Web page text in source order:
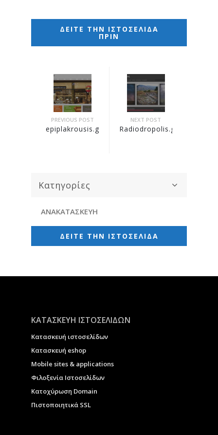
ΔΕΙΤΕ ΤΗΝ ΙΣΤΟΣΕΛΙΔΑ
ΠΡΙΝ
PREVIOUS POST
epiplakrousis.gr
NEXT POST
Radiodropolis.gr
Κατηγορίες
ΑΝΑΚΑΤΑΣΚΕΥΗ
ΔΕΙΤΕ ΤΗΝ ΙΣΤΟΣΕΛΙΔΑ
ΚΑΤΑΣΚΕΥΗ ΙΣΤΟΣΕΛΙΔΩΝ
Κατασκευή ιστοσελίδων
Κατασκευή eshop
Μobile sites & applications
Φιλοξενία Ιστοσελίδων
Κατοχύρωση Domain
Πιστοποιητικά SSL